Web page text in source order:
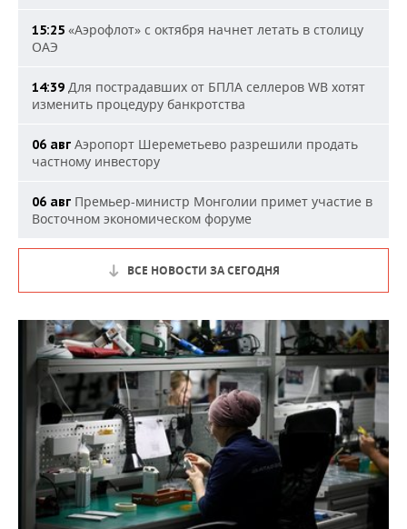
15:25 «Аэрофлот» с октября начнет летать в столицу
ОАЭ
14:39 Для пострадавших от БПЛА селлеров WB хотят
изменить процедуру банкротства
06 авг Аэропорт Шереметьево разрешили продать
частному инвестору
06 авг Премьер-министр Монголии примет участие в
Восточном экономическом форуме
ВСЕ НОВОСТИ ЗА СЕГОДНЯ